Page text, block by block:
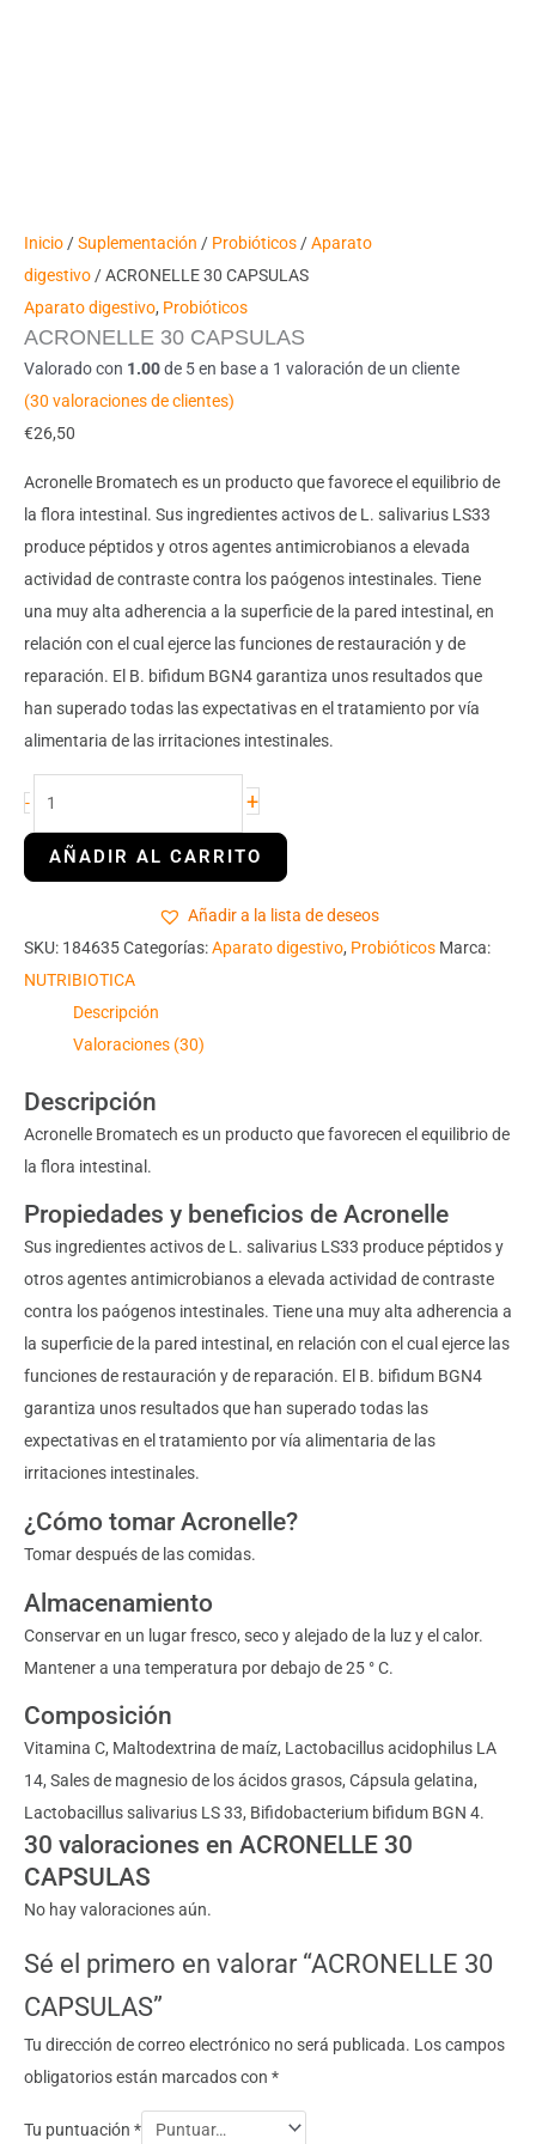
Inicio /Suplementación / Probióticos /Aparato
digestivo / ACRONELLE 30 CAPSULAS
Aparato digestivo, Probióticos
ACRONELLE 30 CAPSULAS
Valorado con 1.00de 5 en base a 1 valoración de un cliente
(30 valoraciones de clientes)
€26,50
Acronelle Bromatech es un producto que favorece el equilibrio de
la flora intestinal. Sus ingredientes activos de L. salivarius LS33
produce péptidos y otros agentes antimicrobianos a elevada
actividad de contraste contra los paógenos intestinales. Tiene
una muy alta adherencia a la superficie de la pared intestinal, en
relación con el cual ejerce las funciones de restauración y de
reparación. El B. bifidum BGN4 garantiza unos resultados que
han superado todas las expectativas en el tratamiento por vía
alimentaria de las irritaciones intestinales.
- +
Añadir a la lista de deseos
SKU: 184635Categorías:Aparato digestivo, Probióticos Marca:
NUTRIBIOTICA
Descripción
Valoraciones (30)
Descripción
Acronelle Bromatech es un producto que favorecen el equilibrio de
la flora intestinal.
Propiedades y beneficios de Acronelle
Sus ingredientes activos de L. salivarius LS33 produce péptidos y
otros agentes antimicrobianos a elevada actividad de contraste
contra los paógenos intestinales. Tiene una muy alta adherencia a
la superficie de la pared intestinal, en relación con el cual ejerce las
funciones de restauración y de reparación. El B. bifidum BGN4
garantiza unos resultados que han superado todas las
expectativas en el tratamiento por vía alimentaria de las
irritaciones intestinales.
¿Cómo tomar Acronelle?
Tomar después de las comidas.
Almacenamiento
Conservar en un lugar fresco, seco y alejado de la luz y el calor.
Mantener a una temperatura por debajo de 25 ° C.
Composición
Vitamina C, Maltodextrina de maíz, Lactobacillus acidophilus LA
14, Sales de magnesio de los ácidos grasos, Cápsula gelatina,
Lactobacillus salivarius LS 33, Bifidobacterium bifidum BGN 4.
30 valoraciones en ACRONELLE 30
CAPSULAS
No hay valoraciones aún.
Sé el primero en valorar “ACRONELLE 30
CAPSULAS”
Tu dirección de correo electrónico no será publicada. Los campos
obligatorios están marcados con *
Tu puntuación *